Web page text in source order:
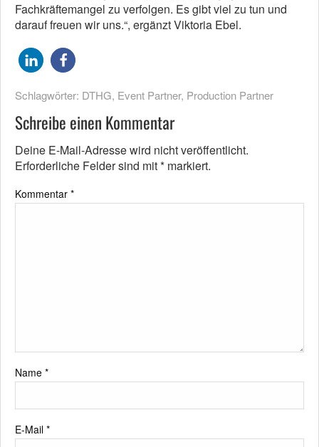
Fachkräftemangel zu verfolgen. Es gibt viel zu tun und
darauf freuen wir uns.“, ergänzt Viktoria Ebel.
Schlagwörter: DTHG, Event Partner, Production Partner
Schreibe einen Kommentar
Deine E-Mail-Adresse wird nicht veröffentlicht.
Erforderliche Felder sind mit* markiert.
Kommentar *
Name *
E-Mail *